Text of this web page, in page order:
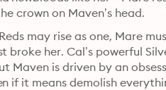
crown on Maven’s head.
may rise as one, Mare
her. Cal’s powerful
Maven is driven by an
if it means demolish